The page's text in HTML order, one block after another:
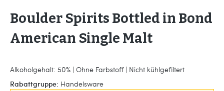
Boulder Spirits Bottled in Bond
American Single Malt
Alkoholgehalt: 50% | Ohne Farbstoff | Nicht kühlgefiltert
Rabattgruppe: Handelsware